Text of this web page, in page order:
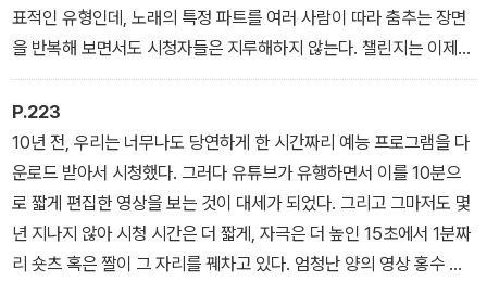
의학에서는 이런 학생을 두고 집중력이 높다고 하지 않는다. 다시 말
해 좋아하는 일을 오래 하는 것은 집중력과는 무관하다. 오히려 싫어
하는 것을 지속할 수 있는 능력, 복잡한 것을 해결하기 위해 오랫동안
고민할 수 있는 능력이 의학적인 측면에서 바라본 집중력에 더 가깝
다. 이것을 조금 더 과학적으로 설명하면, 복잡하고 많은 양의 데이터
가 머릿속에 들어왔을 때 빠르게 계산할 수 있는 능력을 집중력이라
고 이야기한다. 요즘 말로는 쉽게 멀티태스킹(multitasking)이라고
도 바꿔 말할 수도 있겠다.
표적인 유형인데, 노래의 특정 파트를 여러 사람이 따라 춤추는 장면
을 반복해 보면서도 시청자들은 지루해하지 않는다. 챌린지는 이제
하나의 트렌드로 자리 잡았을 정도다. 이러한 인간의 성향은 이미 오
래전부터 발현된 유구한 특징이다. 다만 이는 고차원적인 행위라기보
다는 본능에 가깝다고 볼 수 있다. 태어난 지 얼마 되지 않은 신생아에
게 딸랑이를 반복해서 흔들어주는 것을 본 적이 있는가? 아기들은 딸
랑이를 흔들어줄 때는 관심을 보이며 까르르 웃고 재미있어하다가 그
소리가 멈추면 웃음을 뚝 그치고 의아한 표정을 짓는다. 또다시 눈앞
에서 딸랑이를 흔들어주면 즐거워하고, 멈추면 웃음도 함께 멈춘다.
P.223
10년 전, 우리는 너무나도 당연하게 한 시간짜리 예능 프로그램을 다
운로드 받아서 시청했다. 그러다 유튜브가 유행하면서 이를 10분으
로 짧게 편집한 영상을 보는 것이 대세가 되었다. 그리고 그마저도 몇
년 지나지 않아 시청 시간은 더 짧게, 자극은 더 높인 15초에서 1분짜
리 숏츠 혹은 짤이 그 자리를 꿰차고 있다. 엄청난 양의 영상 홍수 속